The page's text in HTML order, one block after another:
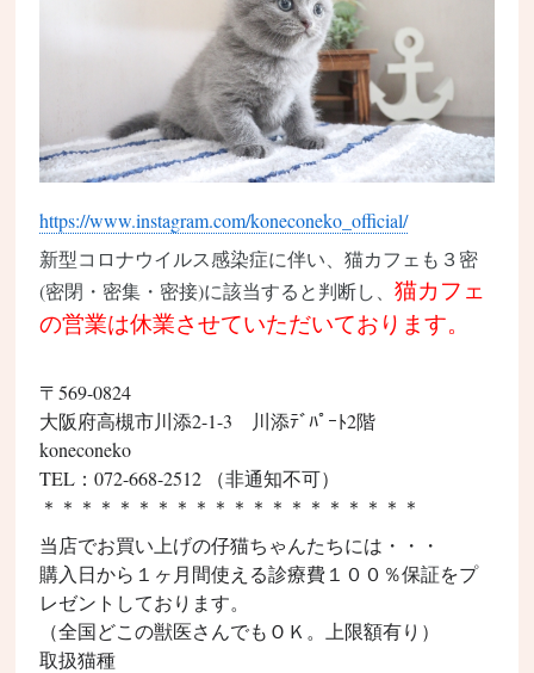
https://www.instagram.com/koneconeko_official/
新型コロナウイルス感染症に伴い、猫カフェ も３密
(密閉・密集・密接)に該当すると判断し、猫カフェ
の営業は休業させていただいております。
〒569-0824
大阪府高槻市川添2-1-3 川添ﾃﾞﾊﾟｰﾄ2階
koneconeko
TEL：072-668-2512 （非通知不可）
＊＊＊＊＊＊＊＊＊＊＊＊＊＊＊＊＊＊＊＊
当店でお買い上げの仔猫ちゃんたちには・・・
購入日から１ヶ月間使える診療費１００％保証をプ
レゼントしております。
（全国どこの獣医さんでもＯＫ。上限額有り）
取扱猫種